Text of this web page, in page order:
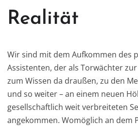
Realität
Wir sind mit dem Aufkommen des
Assistenten, der als Torwächter
zum Wissen da draußen, zu den
und so weiter – an einem neuen
gesellschaftlich weit verbreiteten
angekommen. Womöglich an dem